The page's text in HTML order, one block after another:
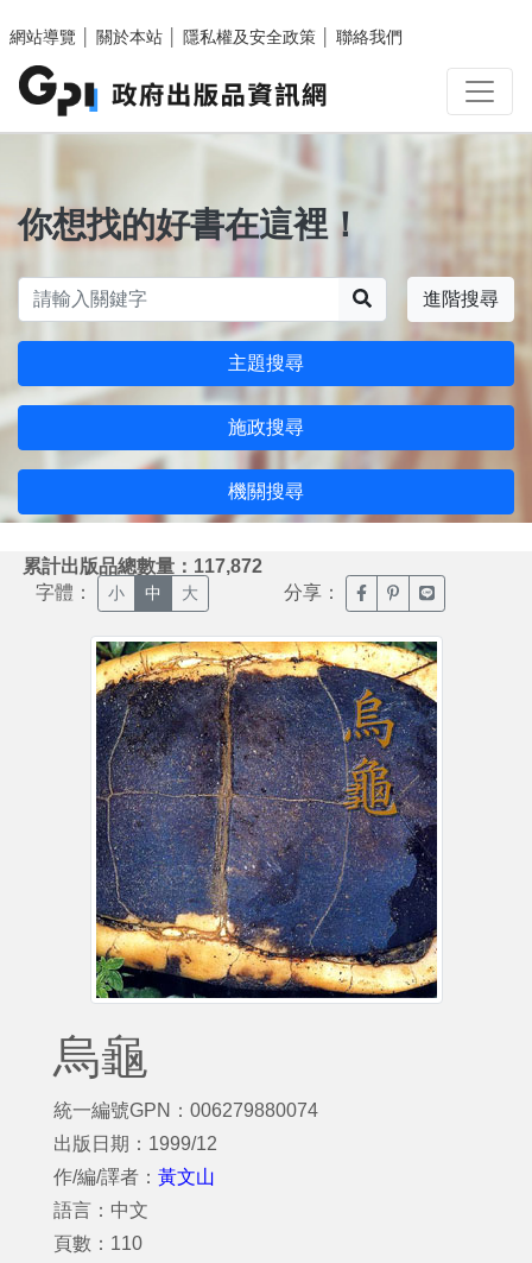
網站導覽
關於本站 隱私權及安全政策 聯絡我們
你想找的好書在這裡！
進階搜尋
主題搜尋
施政搜尋
機關搜尋
累計出版品總數量：117,872
字體： 小 中 大 分享： 臉書分享(另開新視窗)
噗浪分享(另開新
Line分享(另
烏龜
統一編號GPN：006279880074
出版日期：1999/12
作/編/譯者： 黃文山
語言：中文
頁數：110